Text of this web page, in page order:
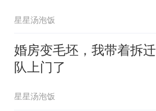
星星汤泡饭
婚房变毛坯，我带着拆迁
队上门了
星星汤泡饭